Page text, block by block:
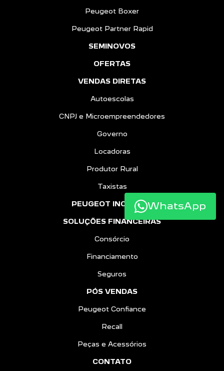
Peugeot Boxer
Peugeot Partner Rapid
SEMINOVOS
OFERTAS
VENDAS DIRETAS
Autoescolas
CNPJ e Microempreendedores
Governo
Locadoras
Produtor Rural
Taxistas
PEUGEOT INCLUSÃO
SOLUÇÕES FINANCEIRAS
Consórcio
Financiamento
Seguros
PÓS VENDAS
Peugeot Confiance
Recall
Peças e Acessórios
CONTATO
WhatsApp